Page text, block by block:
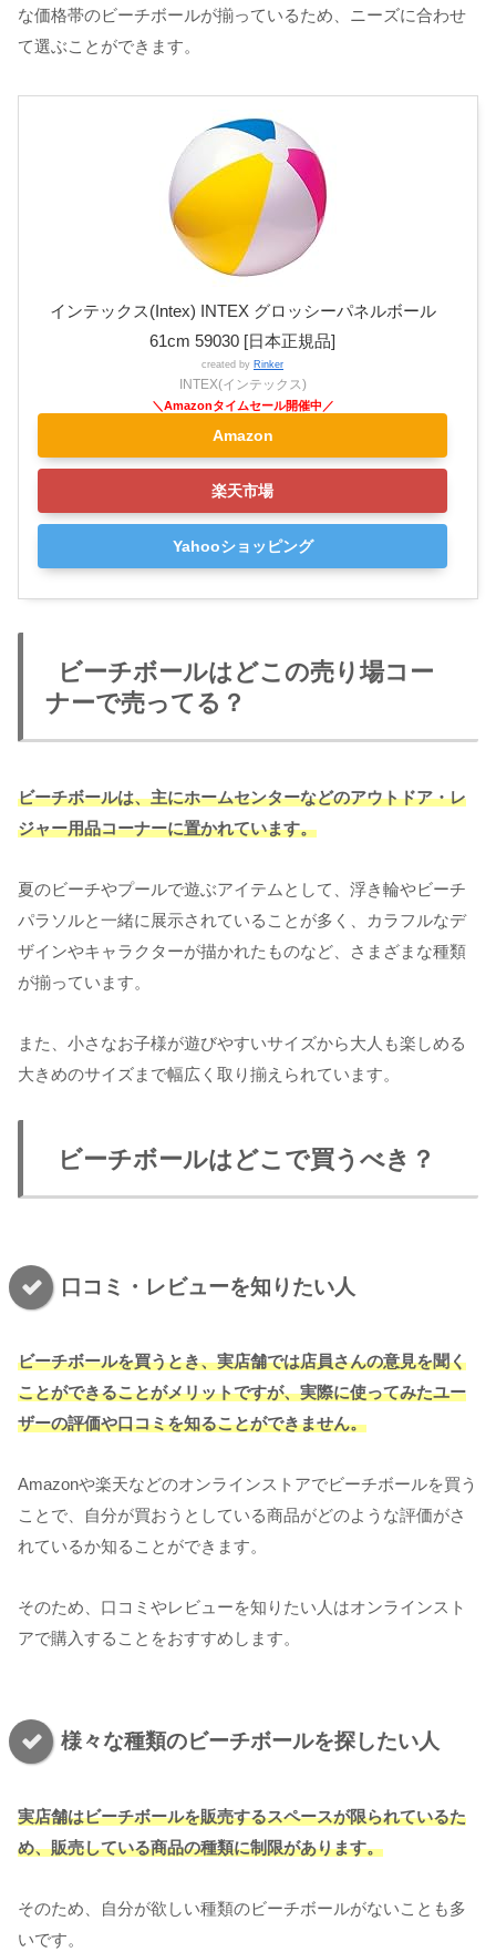
な価格帯のビーチボールが揃っているため、ニーズに合わせ
て選ぶことができます。
インテックス(Intex) INTEX グロッシーパネルボール
61cm 59030 [日本正規品]
created by Rinker
INTEX(インテックス)
Amazon
楽天市場
Yahooショッピング
ビーチボールはどこの売り場コー
ナーで売ってる？
ビーチボールは、主にホームセンターなどのアウトドア・レ
ジャー用品コーナーに置かれています。
夏のビーチやプールで遊ぶアイテムとして、浮き輪やビーチ
パラソルと一緒に展示されていることが多く、カラフルなデ
ザインやキャラクターが描かれたものなど、さまざまな種類
が揃っています。
また、小さなお子様が遊びやすいサイズから大人も楽しめる
大きめのサイズまで幅広く取り揃えられています。
ビーチボールはどこで買うべき？
口コミ・レビューを知りたい人
ビーチボールを買うとき、実店舗では店員さんの意見を聞く
ことができることがメリットですが、実際に使ってみたユー
ザーの評価や口コミを知ることができません。
Amazonや楽天などのオンラインストアでビーチボールを買う
ことで、自分が買おうとしている商品がどのような評価がさ
れているか知ることができます。
そのため、口コミやレビューを知りたい人はオンラインスト
アで購入することをおすすめします。
様々な種類のビーチボールを探したい人
実店舗はビーチボールを販売するスペースが限られているた
め、販売している商品の種類に制限があります。
そのため、自分が欲しい種類のビーチボールがないことも多
いです。